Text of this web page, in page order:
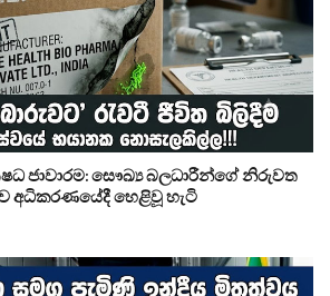
ජාවාරම: සෞඛ්‍ය බලධාරීන්ගේ නිරුවත
අධිකරණයේදී හෙළිවූ හැටි